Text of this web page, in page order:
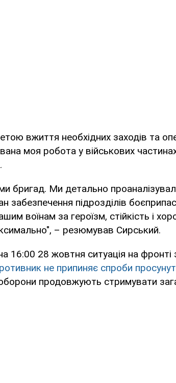
вжиття необхідних заходів та
моя робота у військових
бригад. Ми детально
забезпечення підрозділів
воїнам за героїзм, стійкість і
– резюмував Сирський.
16:00 28 жовтня ситуація на фронті
не припиняє спроби
продовжують стримувати